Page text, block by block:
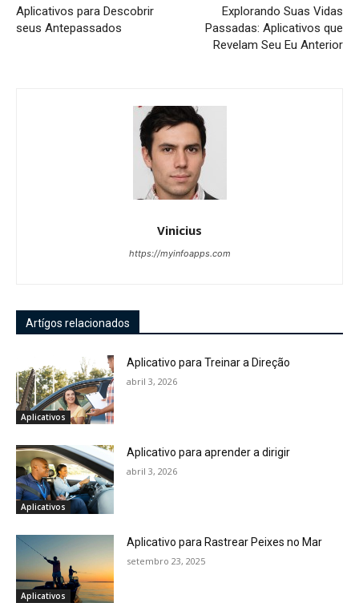
Aplicativos para Descobrir
seus Antepassados
Explorando Suas Vidas
Passadas: Aplicativos que
Revelam Seu Eu Anterior
Vinicius
https://myinfoapps.com
Artígos relacionados
Aplicativos
Aplicativo para Treinar a Direção
abril 3, 2026
Aplicativos
Aplicativo para aprender a dirigir
abril 3, 2026
Aplicativos
Aplicativo para Rastrear Peixes no Mar
setembro 23, 2025